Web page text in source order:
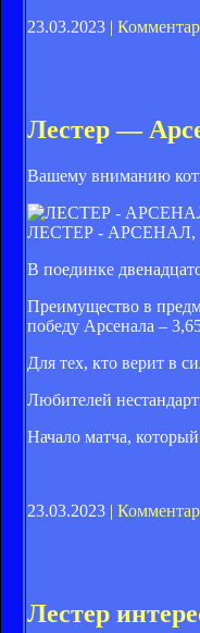
23.03.2023 |
Лестер —
Вашему вниманию
ЛЕСТЕР - АРСЕНАЛ,
В поединке
Преимущество в
победу Арсенала –
Для тех, кто верит в
Любителей
Начало матча,
23.03.2023 |
Лестер